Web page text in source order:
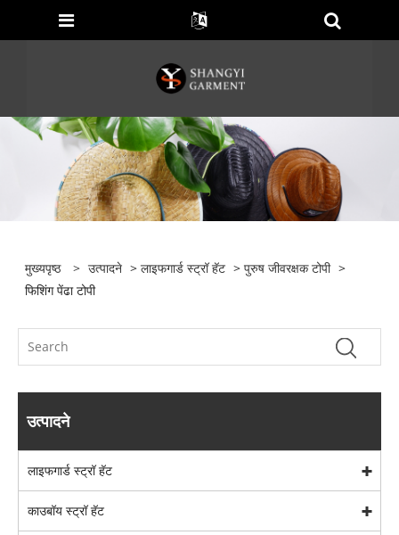
मुख्यपृष्ठ > उत्पादने >लाइफगार्ड स्ट्रॉ हॅट >पुरुष जीवरक्षक टोपी >
फिशिंग पेंढा टोपी
उत्पादने
लाइफगार्ड स्ट्रॉ हॅट
काउबॉय स्ट्रॉ हॅट